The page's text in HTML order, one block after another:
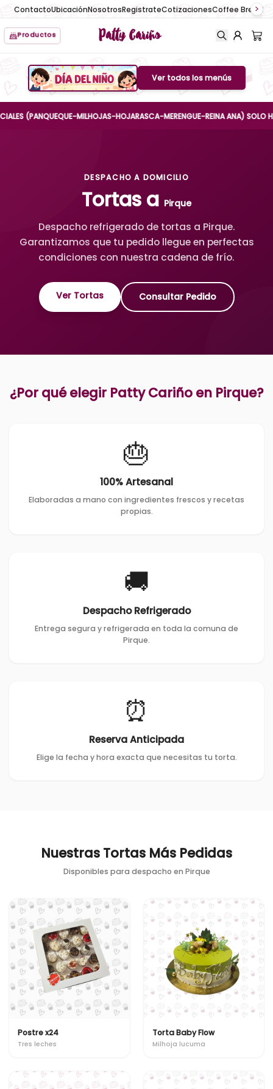
ContactoUbicaciónNosotrosRegistrateCotizacionesCoffee Break
Productos Patty Cariño
Boton de menu
Ver todos los menús
(PANQUEQUE-MILHOJAS-HOJARASCA-MERENGUE-REINA ANA) SOLO HASTA
DESPACHO A DOMICILIO
Tortas a Pirque
Despacho refrigerado de tortas a Pirque.
Garantizamos que tu pedido llegue en perfectas
condiciones con nuestra cadena de frío.
Ver Tortas Consultar Pedido
¿Por qué elegir Patty Cariño en Pirque?
🎂
100% Artesanal
Elaboradas a mano con ingredientes frescos y recetas
propias.
🚚
Despacho Refrigerado
Entrega segura y refrigerada en toda la comuna de
Pirque.
⏰
Reserva Anticipada
Elige la fecha y hora exacta que necesitas tu torta.
Nuestras Tortas Más Pedidas
Disponibles para despacho en Pirque
Postre x24
Tres leches
Torta Baby Flow
Milhoja lucuma